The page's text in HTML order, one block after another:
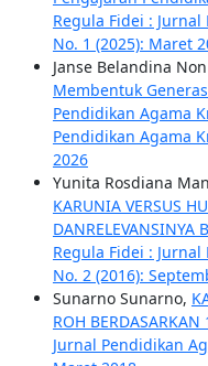
Regula Fidei :
No. 1 (2025): Maret
Janse Belandina
Membentuk
Pendidikan Agama
Pendidikan Agama
2026
Yunita Rosdiana
KARUNIA VERSUS
DANRELEVANSINYA
Regula Fidei :
No. 2 (2016):
Sunarno Sunarno,
ROH
Jurnal Pendidikan